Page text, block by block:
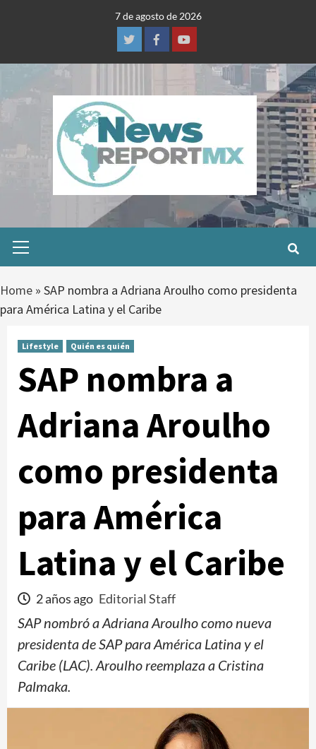
7 de agosto de 2026
TwitterFacebookYoutube
Menu
Home » SAP nombra a Adriana Aroulho como presidenta
para América Latina y el Caribe
Lifestyle Quién es quién
SAP nombra a
Adriana Aroulho
como presidenta
para América
Latina y el Caribe
2 años ago Editorial Staff
SAP nombró a Adriana Aroulho como nueva
presidenta de SAP para América Latina y el
Caribe (LAC). Aroulho reemplaza a Cristina
Palmaka.